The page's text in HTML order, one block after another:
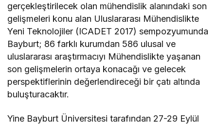
gerçekleştirilecek olan mühendislik alanındaki son
gelişmeleri konu alan Uluslararası Mühendislikte
Yeni Teknolojiler (ICADET 2017) sempozyumunda
Bayburt; 86 farklı kurumdan 586 ulusal ve
uluslararası araştırmacıyı Mühendislikte yaşanan
son gelişmelerin ortaya konacağı ve gelecek
perspektiflerinin değerlendireceği bir çatı altında
buluşturacaktır.
Yine Bayburt Üniversitesi tarafından 27-29 Eylül